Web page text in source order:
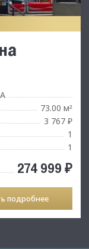
73.00 м²
3 767 ₽
1
1
274 999 ₽
подробнее